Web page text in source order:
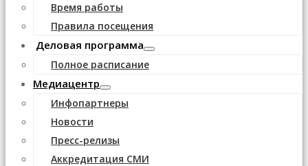
Время работы
Правила посещения
Деловая программа
Полное расписание
Медиацентр
Инфопартнеры
Новости
Пресс-релизы
Аккредитация СМИ